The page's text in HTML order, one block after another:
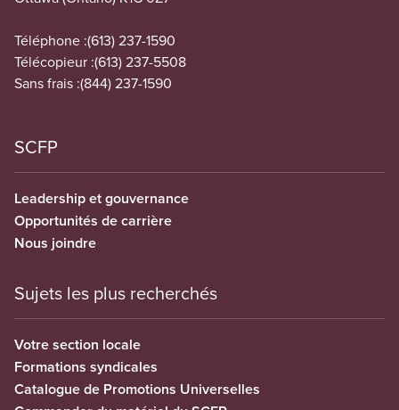
Téléphone :(613) 237-1590
Télécopieur :(613) 237-5508
Sans frais :(844) 237-1590
SCFP
Leadership et gouvernance
Opportunités de carrière
Nous joindre
Sujets les plus recherchés
Votre section locale
Formations syndicales
Catalogue de Promotions Universelles